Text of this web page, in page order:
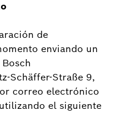
de
enviando un
Schäffer-Straße 9,
correo electrónico
el siguiente